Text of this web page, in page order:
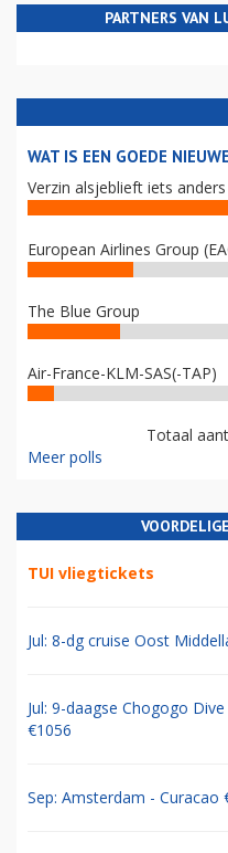
PARTNERS VAN
WAT IS EEN GOEDE
Verzin alsjeblieft iets anders
European Airlines Group
The Blue Group
Air-France-KLM-SAS(-TAP)
Totaal
Meer polls
TUI vliegtickets
Jul: 8-dg cruise Oost
Jul: 9-daagse Chogogo
€1056
Sep: Amsterdam - Curacao